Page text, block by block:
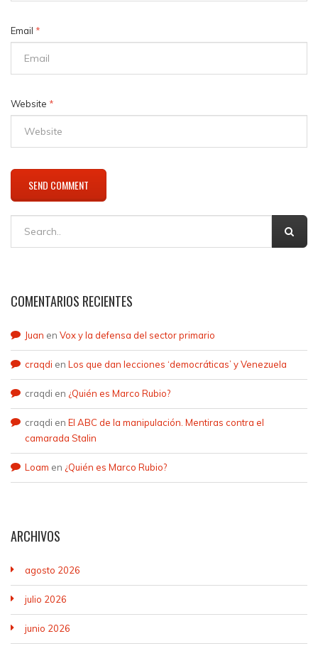
Email *
Website *
COMENTARIOS RECIENTES
Juan en Vox y la defensa del sector primario
craqdi en Los que dan lecciones ‘democráticas’ y Venezuela
craqdi en ¿Quién es Marco Rubio?
craqdi en El ABC de la manipulación. Mentiras contra el
camarada Stalin
Loam en ¿Quién es Marco Rubio?
ARCHIVOS
agosto 2026
julio 2026
junio 2026